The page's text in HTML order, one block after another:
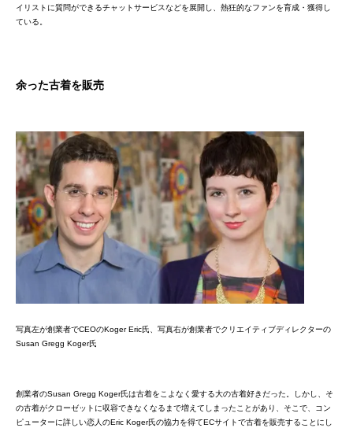
イリストに質問ができるチャットサービスなどを展開し、熱狂的なファンを育成・獲得し
ている。
余った古着を販売
写真左が創業者でCEOのKoger Eric氏、写真右が創業者でクリエイティブディレクターの
Susan Gregg Koger氏
創業者のSusan Gregg Koger氏は古着をこよなく愛する大の古着好きだった。しかし、そ
の古着がクローゼットに収容できなくなるまで増えてしまったことがあり、そこで、コン
ピューターに詳しい恋人のEric Koger氏の協力を得てECサイトで古着を販売することにし